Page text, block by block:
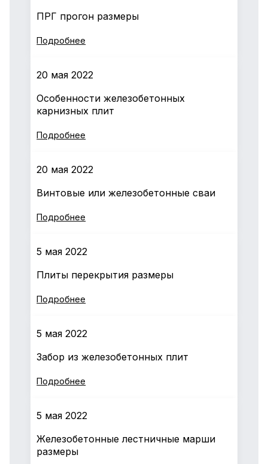
ПРГ прогон размеры
Подробнее
20 мая 2022
Особенности железобетонных
карнизных плит
Подробнее
20 мая 2022
Винтовые или железобетонные сваи
Подробнее
5 мая 2022
Плиты перекрытия размеры
Подробнее
5 мая 2022
Забор из железобетонных плит
Подробнее
5 мая 2022
Железобетонные лестничные марши
размеры